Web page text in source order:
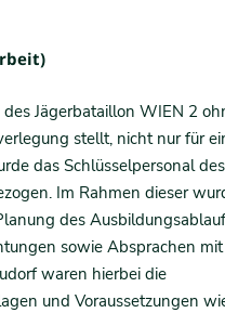
Jägerbataillon WIEN 2
stellt, nicht nur für
das Schlüsselpersonal des
Im Rahmen dieser
des
sowie Absprachen mit
waren hierbei die
und Voraussetzungen